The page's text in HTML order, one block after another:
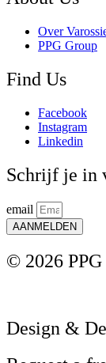
Over
PPG Group
Find Us
Facebook
Instagram
Linkedin
Schrijf je in
email
AANMELDEN
© 2026
Design &